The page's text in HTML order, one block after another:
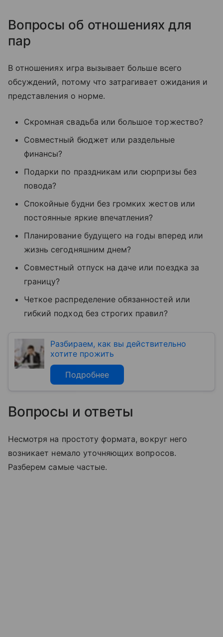
Вопросы об отношениях для
пар
В отношениях игра вызывает больше всего
обсуждений, потому что затрагивает ожидания и
представления о норме.
Скромная свадьба или большое торжество?
Совместный бюджет или раздельные
финансы?
Подарки по праздникам или сюрпризы без
повода?
Спокойные будни без громких жестов или
постоянные яркие впечатления?
Планирование будущего на годы вперед или
жизнь сегодняшним днем?
Совместный отпуск на даче или поездка за
границу?
Четкое распределение обязанностей или
гибкий подход без строгих правил?
Разбираем, как вы действительно
хотите прожить
Подробнее
Вопросы и ответы
Несмотря на простоту формата, вокруг него
возникает немало уточняющих вопросов.
Разберем самые частые.